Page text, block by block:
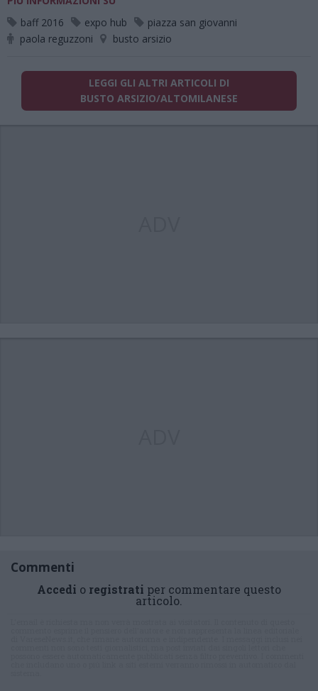
baff 2016
expo hub
piazza san giovanni
paola reguzzoni
busto arsizio
LEGGI GLI ALTRI ARTICOLI DI
BUSTO ARSIZIO/ALTOMILANESE
Commenti
Accedi o registrati per commentare questo
articolo.